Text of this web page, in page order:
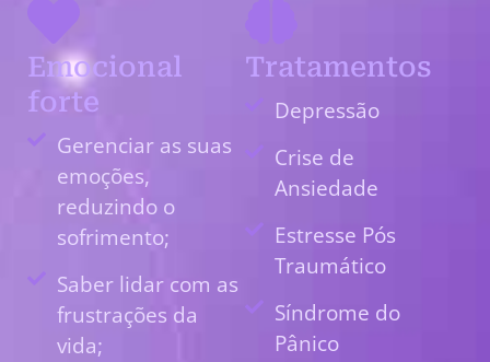
Emocional
forte
Gerenciar as suas
emoções,
reduzindo o
sofrimento;
Saber lidar com as
frustrações da
vida;
Tratamentos
Depressão
Crise de
Ansiedade
Estresse Pós
Traumático
Síndrome do
Pânico